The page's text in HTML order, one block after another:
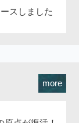
スしました
more